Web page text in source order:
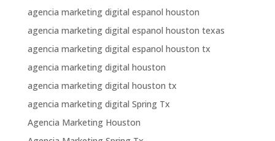
agencia marketing digital espanol houston
agencia marketing digital espanol houston texas
agencia marketing digital espanol houston tx
agencia marketing digital houston
agencia marketing digital houston tx
agencia marketing digital Spring Tx
Agencia Marketing Houston